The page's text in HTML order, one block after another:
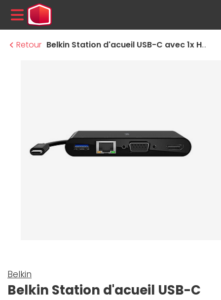
MENU
Retour
Belkin Station d'acueil USB-C avec 1x HDMI 4K, 1x VGA, RJ45 et 100 W
Belkin
Belkin Station d'acueil USB-C